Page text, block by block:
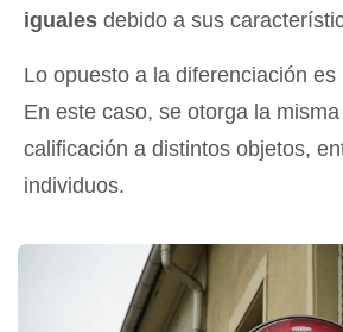
iguales debido a sus
Lo opuesto a la diferenciación es
En este caso, se otorga la
calificación a distintos objetos,
individuos.